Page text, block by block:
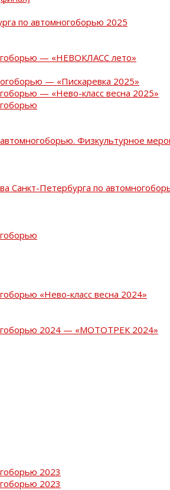
по автомногоборью 2025
— «НЕВОКЛАСС лето»
— «Пискаревка 2025»
— «Нево-класс весна 2025»
Физкультурное
Санкт-Петербурга по
«Нево-класс весна 2024»
2024 — «МОТОТРЕК 2024»
2023
2023